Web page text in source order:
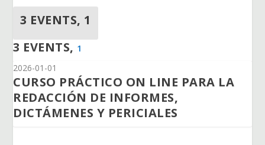
3 EVENTS, 1
3 EVENTS, 1
2026-01-01
CURSO PRÁCTICO ON LINE PARA LA
REDACCIÓN DE INFORMES,
DICTÁMENES Y PERICIALES